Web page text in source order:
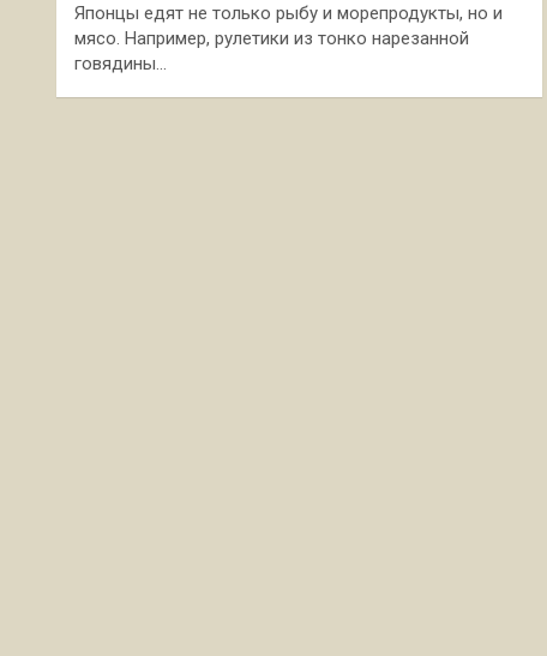
Японцы едят не только рыбу и морепродукты, но и
мясо. Например, рулетики из тонко нарезанной
говядины…